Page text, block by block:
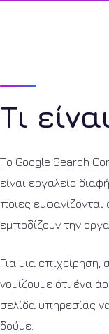
Τι
Το Google Search
είναι εργαλείο
ποιες
εμποδίζουν την
Για μια
νομίζουμε ότι ένα
σελίδα υπηρεσίας
δούμε.